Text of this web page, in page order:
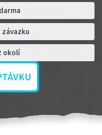
závazku
okolí